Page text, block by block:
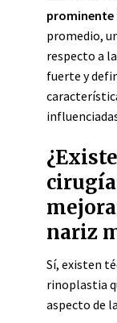
prominente
promedio,
respecto a
fuerte y
nariz
Sí, existen
rinoplastia
aspecto de